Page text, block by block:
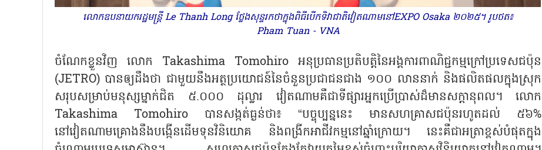
លោកឧបនាយករដ្ឋមន្ត្រី Le Thanh Long ថ្លែងសុន្ទរកថាក្នុងពិធីបើកទិវាជាតិវៀតណាមនៅEXPO Osaka ២០២៥។ រូបថត៖
Pham Tuan - VNA
ចំណែកខ្លួនវិញ លោក Takashima Tomohiro អនុប្រធានប្រតិបត្តិនៃអង្គការពាណិជ្ជកម្មក្រៅប្រទេសជប៉ុន
(JETRO) បានឲ្យដឹងថា ជាមួយនឹងអត្ថប្រយោជន៍នៃចំនួនប្រជាជនជាង ១០០ លាននាក់ និងផលិតផលក្នុងស្រុក
សរុបសម្រាប់មនុស្សម្នាក់ជិត ៥.០០០ ដុល្លារ វៀតណាមគឺជាទីផ្សារអ្នកប្រើប្រាស់ដ៏មានសក្តានុពល។ លោក
Takashima Tomohiro បានសង្កត់ធ្ងន់ថា៖ “បច្ចុប្បន្ននេះ មានសហគ្រាសជប៉ុនរហូតដល់ ៥៦%
នៅវៀតណាមគ្រោងនឹងបង្កើនដើមទុនវិនិយោគ និងពង្រីកអាជីវកម្មនៅឆ្នាំក្រោយ។ នេះគឺជាអត្រាខ្ពស់បំផុតក្នុង